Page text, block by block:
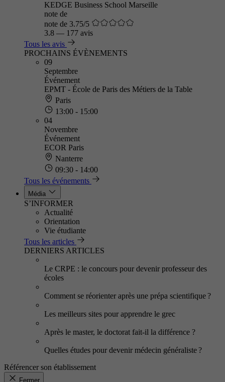
KEDGE Business School Marseille
note de
note de 3.75/5
3.8 — 177 avis
Tous les avis
PROCHAINS ÉVÈNEMENTS
09
Septembre
Événement
EPMT - École de Paris des Métiers de la Table
Paris
13:00 - 15:00
04
Novembre
Événement
ECOR Paris
Nanterre
09:30 - 14:00
Tous les événements
Média
S’INFORMER
Actualité
Orientation
Vie étudiante
Tous les articles
DERNIERS ARTICLES
Le CRPE : le concours pour devenir professeur des
écoles
Comment se réorienter après une prépa scientifique ?
Les meilleurs sites pour apprendre le grec
Après le master, le doctorat fait-il la différence ?
Quelles études pour devenir médecin généraliste ?
Référencer son établissement
Fermer